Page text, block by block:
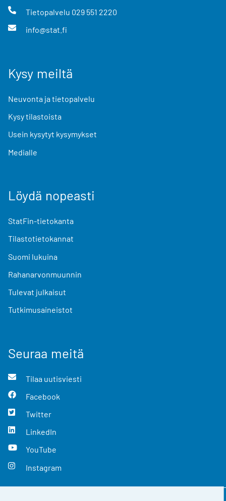
Tietopalvelu 029 551 2220
info@stat.fi
Kysy meiltä
Neuvonta ja tietopalvelu
Kysy tilastoista
Usein kysytyt kysymykset
Medialle
Löydä nopeasti
StatFin-tietokanta
Tilastotietokannat
Suomi lukuina
Rahanarvonmuunnin
Tulevat julkaisut
Tutkimusaineistot
Seuraa meitä
Tilaa uutisviesti
Facebook
Twitter
LinkedIn
YouTube
Instagram